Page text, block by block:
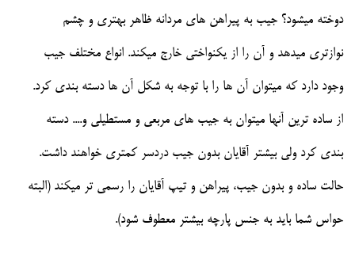
دوخته میشود؟ جیب به پیراهن های مردانه ظاهر بهتری و چشم
نوازتری میدهد و آن را از یکنواختی خارج میکند. انواع مختلف جیب
وجود دارد که میتوان آن ها را با توجه به شکل آن ها دسته بندی کرد.
از ساده ترین آنها میتوان به جیب های مربعی و مستطیلی و.... دسته
بندی کرد ولی بیشتر آقایان بدون جیب دردسر کمتری خواهند داشت.
حالت ساده و بدون جیب، پیراهن و تیپ آقایان را رسمی تر میکند (البته
حواس شما باید به جنس پارچه بیشتر معطوف شود).